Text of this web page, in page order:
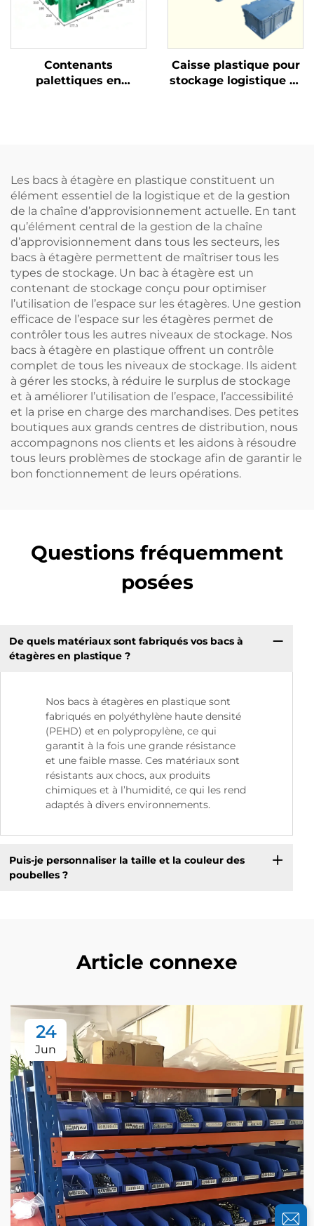
Contenants
palettiques en
Caisse plastique pour
stockage logistique et
Les bacs à étagère en plastique constituent un
élément essentiel de la logistique et de la gestion
de la chaîne d’approvisionnement actuelle. En tant
qu’élément central de la gestion de la chaîne
d’approvisionnement dans tous les secteurs, les
bacs à étagère permettent de maîtriser tous les
types de stockage. Un bac à étagère est un
contenant de stockage conçu pour optimiser
l’utilisation de l’espace sur les étagères. Une gestion
efficace de l’espace sur les étagères permet de
contrôler tous les autres niveaux de stockage. Nos
bacs à étagère en plastique offrent un contrôle
complet de tous les niveaux de stockage. Ils aident
à gérer les stocks, à réduire le surplus de stockage
et à améliorer l’utilisation de l’espace, l’accessibilité
et la prise en charge des marchandises. Des petites
boutiques aux grands centres de distribution, nous
accompagnons nos clients et les aidons à résoudre
tous leurs problèmes de stockage afin de garantir le
bon fonctionnement de leurs opérations.
Questions fréquemment
posées
De quels matériaux sont fabriqués vos bacs à
étagères en plastique ?
Nos bacs à étagères en plastique sont
fabriqués en polyéthylène haute densité
(PEHD) et en polypropylène, ce qui
garantit à la fois une grande résistance
et une faible masse. Ces matériaux sont
résistants aux chocs, aux produits
chimiques et à l’humidité, ce qui les rend
adaptés à divers environnements.
Puis-je personnaliser la taille et la couleur des
poubelles ?
Article connexe
24
Jun